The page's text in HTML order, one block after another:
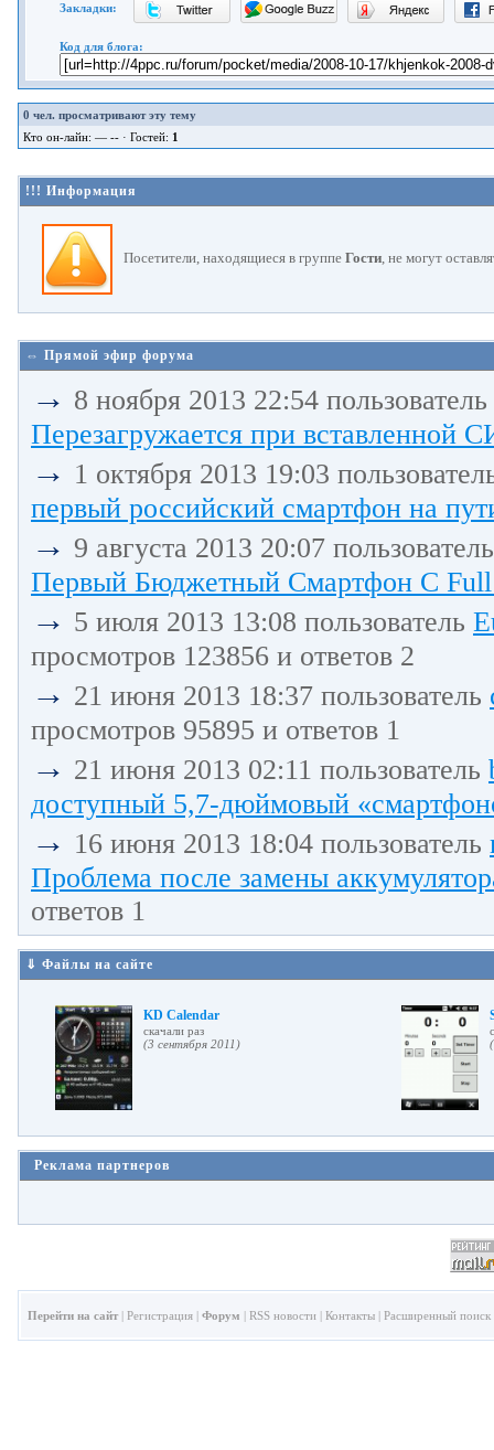
Закладки:
Код для блога:
0 чел. просматривают эту тему
Кто он-лайн: — -- · Гостей: 1
!!! Информация
Посетители, находящиеся в группе Гости , не могут
⇔ Прямой эфир форума
→ 8 ноября 2013 22:54 пользователь
Перезагружается при вставленной
→ 1 октября 2013 19:03
первый российский смартфон на
→ 9 августа 2013 20:07
Первый Бюджетный Смартфон С
→ 5 июля 2013 13:08 пользователь
просмотров 123856 и ответов 2
→ 21 июня 2013 18:37 пользователь
просмотров 95895 и ответов 1
→ 21 июня 2013 02:11 пользователь
доступный 5,7-дюймовый
→ 16 июня 2013 18:04 пользователь
Проблема после замены
ответов 1
⇓ Файлы на сайте
KD Calendar
cкачали раз
(3 сентября 2011)
Реклама партнеров
Перейти на сайт | Регистрация | Форум | RSS новости | Контакты | Расширенный поиск